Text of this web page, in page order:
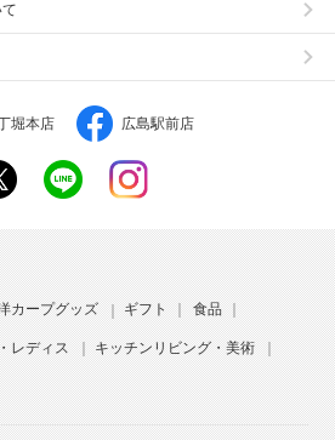
堀本店 広島駅前店
カープグッズ ギフト 食品
レディス キッチンリビング・美術